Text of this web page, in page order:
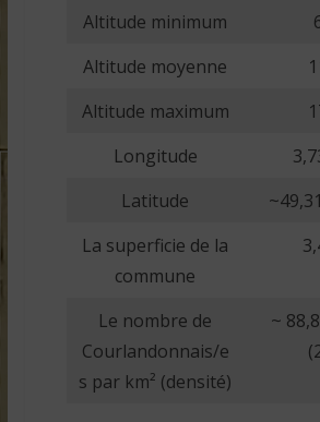
Altitude minimum
Altitude moyenne
Altitude maximum
Longitude
Latitude
La superficie de la
commune
Le nombre de
Courlandonnais/e
s par km² (densité)
~